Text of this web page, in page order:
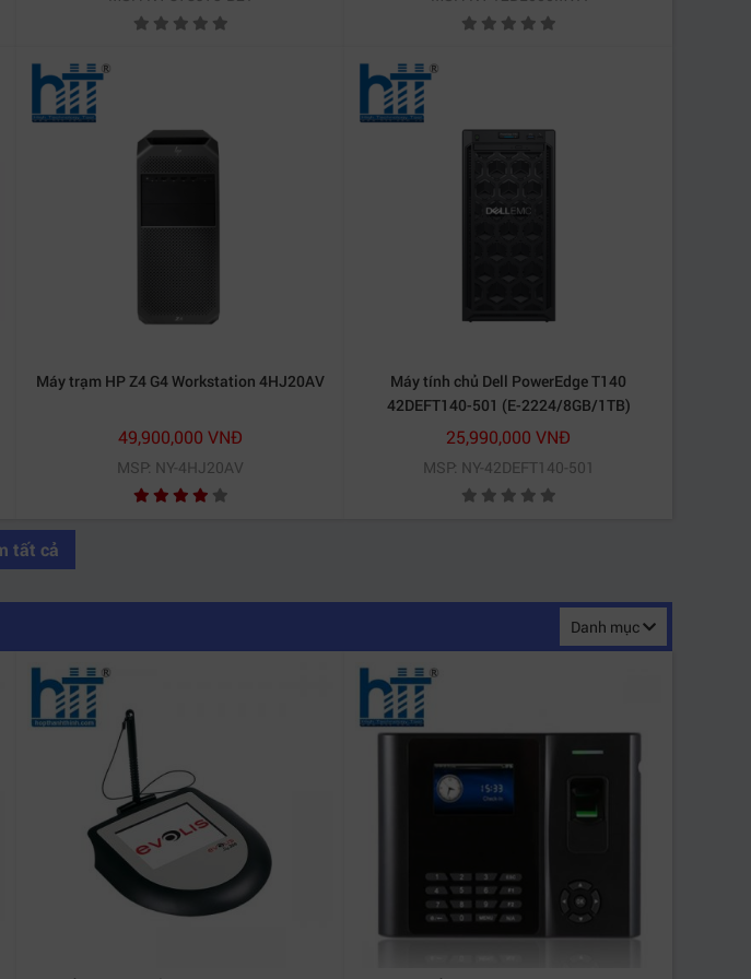
Máy trạm HP Z4 G4 Workstation 4HJ20AV
49,900,000 VNĐ
MSP: NY-4HJ20AV
Máy tính chủ Dell PowerEdge T140
42DEFT140-501 (E-2224/8GB/1TB)
25,990,000 VNĐ
MSP: NY-42DEFT140-501
tất cả
Danh mục